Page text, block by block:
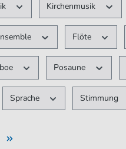
Kirchenmusik
Flöte
Posaune
Sprache Stimmung